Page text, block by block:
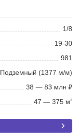
1/8
19-30
981
Подземный (1377 м/м)
38 — 83 млн ₽
47 — 375 м2